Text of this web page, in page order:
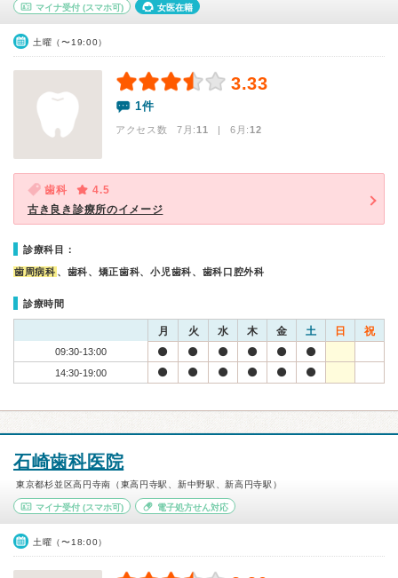
マイナ受付 (スマホ可) 女医在籍
土曜（〜19:00）
3.33
1件
アクセス数 7月:11 | 6月:12
歯科
4.5
古き良き診療所のイメージ
診療科目：
歯周病科 、歯科、矯正歯科、小児歯科、歯科口腔外科
診療時間
月 火 水 木 金 土 日 祝
09:30-13:00
14:30-19:00
石崎歯科医院
東京都杉並区高円寺南（東高円寺駅、新中野駅、新高円寺駅）
マイナ受付 (スマホ可) 電子処方せん対応
土曜（〜18:00）